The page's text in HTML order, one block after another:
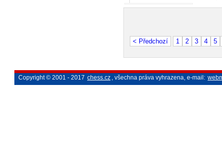
< Předchozí 1 2 3 4 5
Copyright © 2001 - 2017 chess.cz , všechna práva vyhrazena, e-mail: